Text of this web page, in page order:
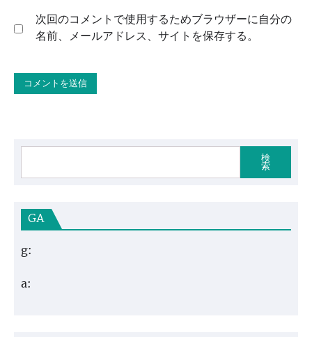
次回のコメントで使用するためブラウザーに自分の
名前、メールアドレス、サイトを保存する。
検
索
GA
g:
a: